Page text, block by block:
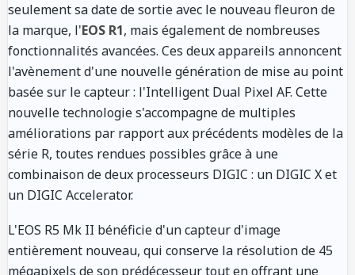
seulement sa date de sortie avec le nouveau fleuron de
la marque, l'EOS R1, mais également de nombreuses
fonctionnalités avancées. Ces deux appareils annoncent
l'avènement d'une nouvelle génération de mise au point
basée sur le capteur : l'Intelligent Dual Pixel AF. Cette
nouvelle technologie s'accompagne de multiples
améliorations par rapport aux précédents modèles de la
série R, toutes rendues possibles grâce à une
combinaison de deux processeurs DIGIC : un DIGIC X et
un DIGIC Accelerator.
L'EOS R5 Mk II bénéficie d'un capteur d'image
entièrement nouveau, qui conserve la résolution de 45
mégapixels de son prédécesseur tout en offrant une